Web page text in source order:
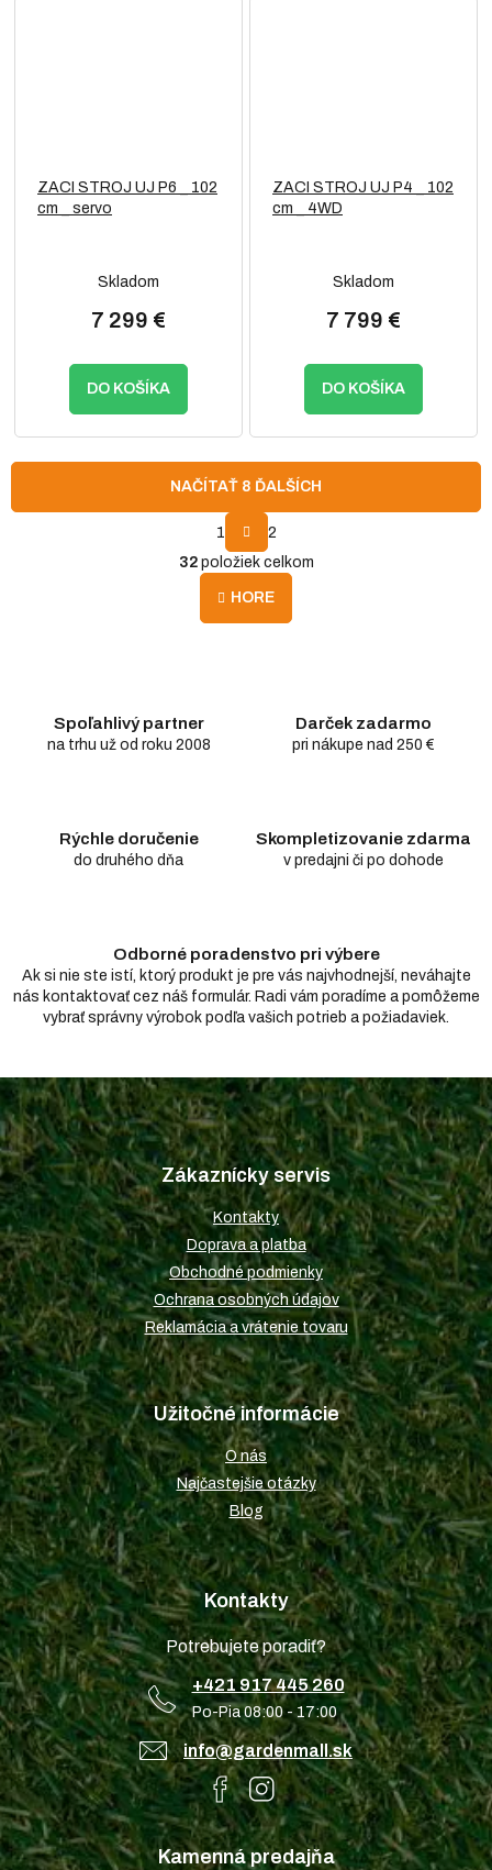
ZACI STROJ UJ P6 _ 102
cm _ servo
Skladom
7 299 €
DO KOŠÍKA
ZACI STROJ UJ P4 _ 102
cm _ 4WD
Skladom
7 799 €
DO KOŠÍKA
O
v
l
u
NAČÍTAŤ 8 ĎALŠÍCH
t
r
á
n
1
2
32položiek celkom
HORE
Spoľahlivý partner
na trhu už od roku 2008
Darček zadarmo
pri nákupe nad 250 €
Rýchle doručenie
do druhého dňa
Skompletizovanie zdarma
v predajni či po dohode
Odborné poradenstvo pri výbere
Ak si nie ste istí, ktorý produkt je pre vás najvhodnejší, neváhajte
nás kontaktovať cez náš formulár. Radi vám poradíme a pomôžeme
vybrať správny výrobok podľa vašich potrieb a požiadaviek.
Z
á
p
ä
t
i
e
Zákaznícky servis
Kontakty
Doprava a platba
Obchodné podmienky
Ochrana osobných údajov
Reklamácia a vrátenie tovaru
Užitočné informácie
O nás
Najčastejšie otázky
Blog
Kontakty
Potrebujete poradiť?
+421 917 445 260
Po-Pia 08:00 - 17:00
info@gardenmall.sk
Kamenná predajňa